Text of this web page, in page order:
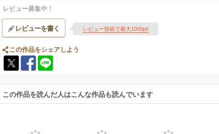
レビュー募集中！
レビューを書く レビュー投稿で最大1000pt!
この作品をシェアしよう
この作品を読んだ人はこんな作品も読んでいます